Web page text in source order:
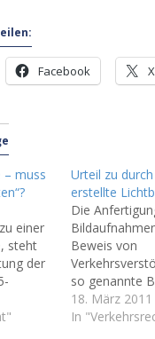
Facebook X
muss
einer
steht
der
II
Urteil zu
erstellte
Die
Beweis von
so genannte
Grundsatz
18. März 2011
In